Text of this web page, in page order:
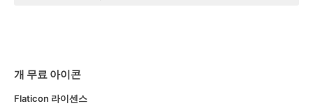
개 무료 아이콘
Flaticon 라이센스